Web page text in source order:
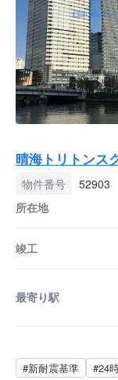
晴海トリトンス
物件番号
52903
所在地
竣工
最寄り駅
#新耐震基準 #24